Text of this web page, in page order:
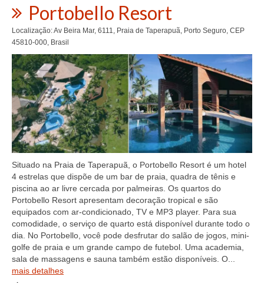
Portobello Resort
Localização: Av Beira Mar, 6111, Praia de Taperapuã, Porto Seguro, CEP
45810-000, Brasil
Situado na Praia de Taperapuã, o Portobello Resort é um hotel
4 estrelas que dispõe de um bar de praia, quadra de tênis e
piscina ao ar livre cercada por palmeiras. Os quartos do
Portobello Resort apresentam decoração tropical e são
equipados com ar-condicionado, TV e MP3 player. Para sua
comodidade, o serviço de quarto está disponível durante todo o
dia. No Portobello, você pode desfrutar do salão de jogos, mini-
golfe de praia e um grande campo de futebol. Uma academia,
sala de massagens e sauna também estão disponíveis. O...
mais detalhes